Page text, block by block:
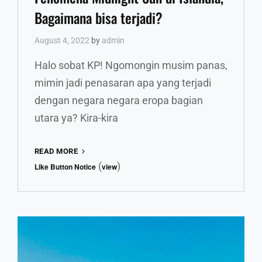
Bagaimana bisa terjadi?
August 4, 2022 by admin
Halo sobat KP! Ngomongin musim panas,
mimin jadi penasaran apa yang terjadi
dengan negara negara eropa bagian
utara ya? Kira-kira
READ MORE
MIDNIGHT
Like Button Notice (view)